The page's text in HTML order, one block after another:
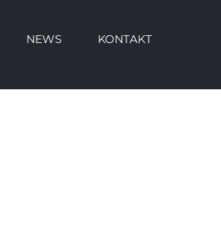
NEWS KONTAKT